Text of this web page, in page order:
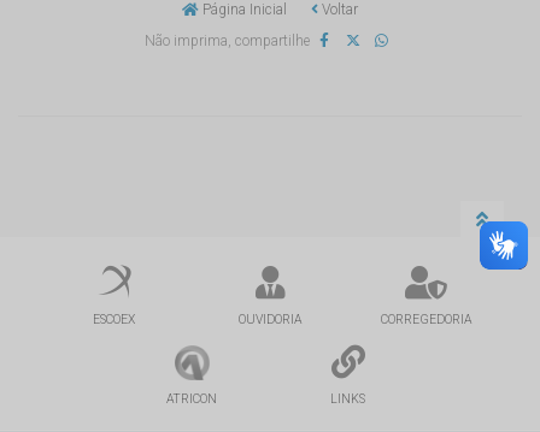
Página Inicial
Voltar
Não imprima, compartilhe
ESCOEX OUVIDORIA CORREGEDORIA
ATRICON LINKS